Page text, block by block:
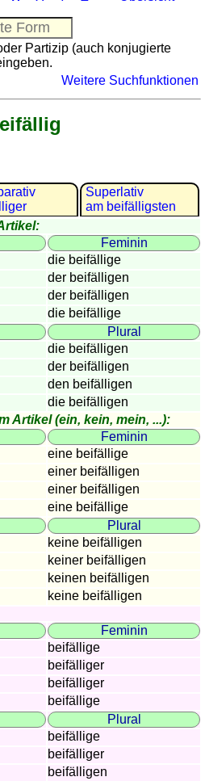
Partizip (auch konjugierte
Weitere Suchfunktionen
Superlativ
am beifälligsten
Feminin
die beifällige
der beifälligen
der beifälligen
die beifällige
Plural
die beifälligen
der beifälligen
den beifälligen
die beifälligen
Artikel (ein, kein, mein, ...):
Feminin
eine beifällige
einer beifälligen
einer beifälligen
eine beifällige
Plural
keine beifälligen
keiner beifälligen
keinen beifälligen
keine beifälligen
Feminin
beifällige
beifälliger
beifälliger
beifällige
Plural
beifällige
beifälliger
beifälligen